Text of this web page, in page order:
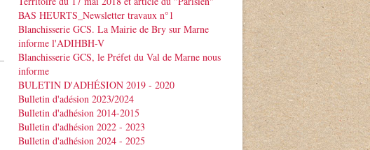
BAS HEURTS_Newsletter travaux n°1
Blanchisserie GCS. La Mairie de Bry sur Marne
informe l'ADIHBH-V
Blanchisserie GCS, le Préfet du Val de Marne nous
informe
BULETIN D'ADHÉSION 2019 - 2020
Bulletin d'adésion 2023/2024
Bulletin d'adhésion 2014-2015
Bulletin d'adhésion 2022 - 2023
Bulletin d'adhésion 2024 - 2025